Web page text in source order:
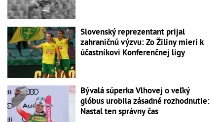
Slovenský reprezentant prijal
zahraničnú výzvu: Zo Žiliny mieri k
účastníkovi Konferenčnej ligy
Bývalá súperka Vlhovej o veľký
glóbus urobila zásadné rozhodnutie:
Nastal ten správny čas